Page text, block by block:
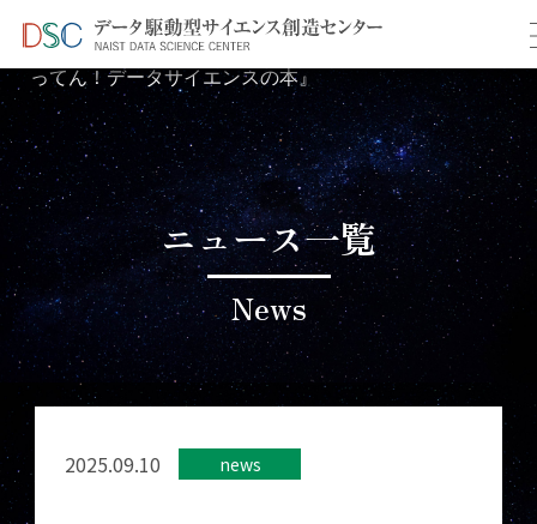
TOP ＞ news ＞ 書籍出版のお知らせ『スッキリ！が
ってん！データサイエンスの本』
ニュース一覧
News
2025.09.10 news